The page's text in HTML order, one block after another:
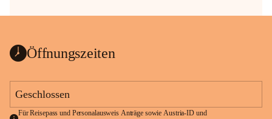
Öffnungszeiten
Geschlossen
Für Reisepass und Personalausweis Anträge sowie Austria-ID und